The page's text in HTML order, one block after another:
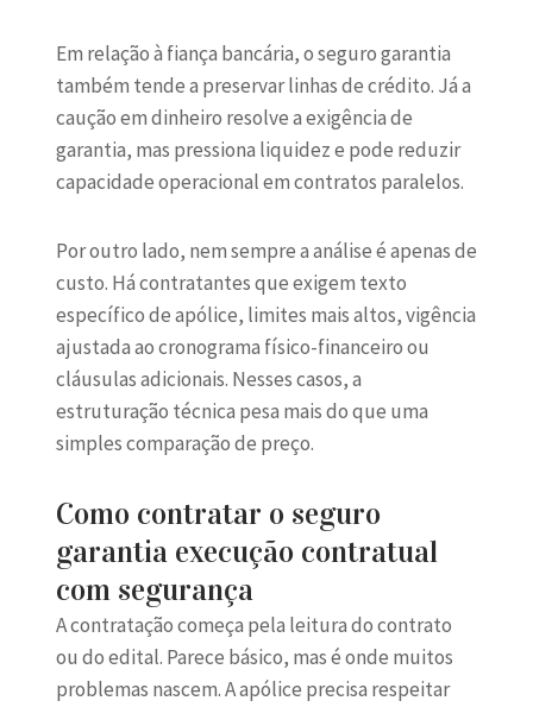
Em relação à fiança bancária, o seguro garantia
também tende a preservar linhas de crédito. Já a
caução em dinheiro resolve a exigência de
garantia, mas pressiona liquidez e pode reduzir
capacidade operacional em contratos paralelos.
Por outro lado, nem sempre a análise é apenas de
custo. Há contratantes que exigem texto
específico de apólice, limites mais altos, vigência
ajustada ao cronograma físico-financeiro ou
cláusulas adicionais. Nesses casos, a
estruturação técnica pesa mais do que uma
simples comparação de preço.
Como contratar o seguro
garantia execução contratual
com segurança
A contratação começa pela leitura do contrato
ou do edital. Parece básico, mas é onde muitos
problemas nascem. A apólice precisa respeitar